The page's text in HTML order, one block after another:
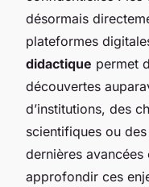
désormais
plateformes
didactique permet
découvertes
d’institutions, des
scientifiques ou
dernières
approfondir ces